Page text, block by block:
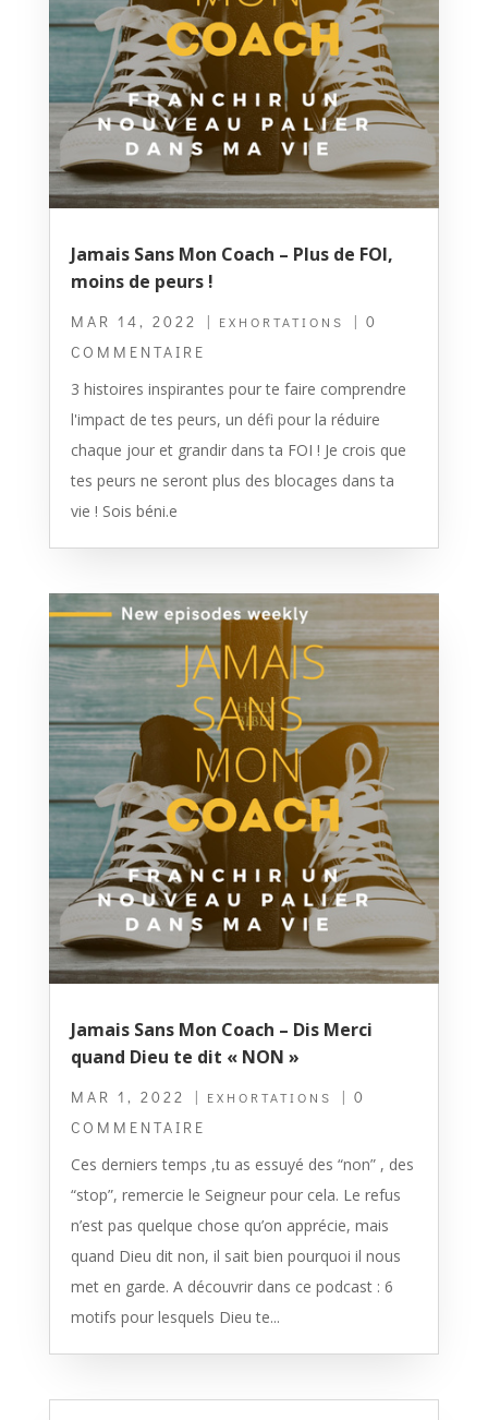
Jamais Sans Mon Coach – Plus de FOI,
moins de peurs !
MAR 14, 2022 | EXHORTATIONS
| 0
COMMENTAIRE
3 histoires inspirantes pour te faire comprendre
l'impact de tes peurs, un défi pour la réduire
chaque jour et grandir dans ta FOI ! Je crois que
tes peurs ne seront plus des blocages dans ta
vie ! Sois béni.e
Jamais Sans Mon Coach – Dis Merci
quand Dieu te dit « NON »
MAR 1, 2022 | EXHORTATIONS
| 0
COMMENTAIRE
Ces derniers temps ,tu as essuyé des “non” , des
“stop”, remercie le Seigneur pour cela. Le refus
n’est pas quelque chose qu’on apprécie, mais
quand Dieu dit non, il sait bien pourquoi il nous
met en garde. A découvrir dans ce podcast : 6
motifs pour lesquels Dieu te...